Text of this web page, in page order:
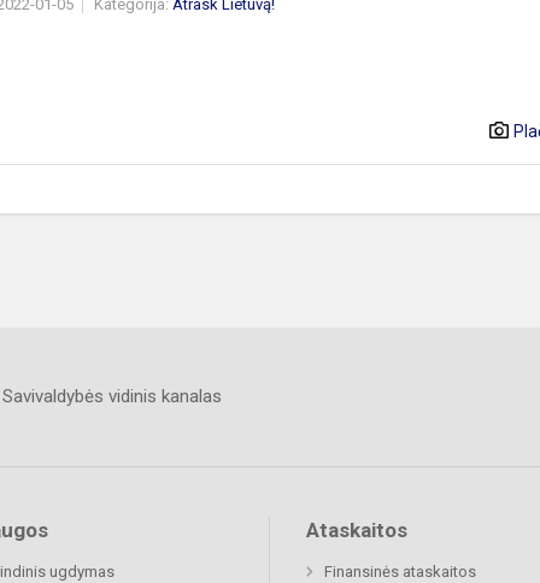
01-05 Kategorija: Atrask Lietuvą!
Savivaldybės vidinis kanalas
ugdymas
Ataskaitos
Finansinės ataskaitos